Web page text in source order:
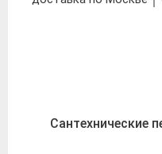
Сантехнические